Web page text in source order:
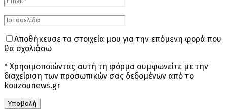
Αποθήκευσε τα στοιχεία μου για την επόμενη φορά που
θα σχολιάσω
* Χρησιμοποιώντας αυτή τη φόρμα συμφωνείτε με την
διαχείριση των προσωπικών σας δεδομένων από το
kouzounews.gr